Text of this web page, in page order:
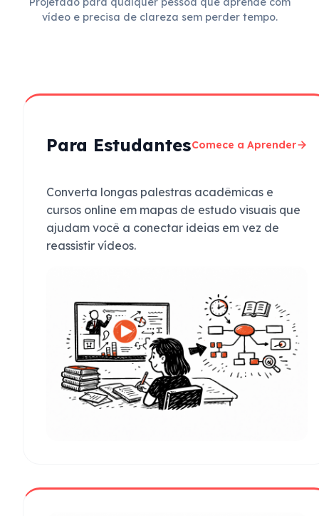
vídeo e precisa de clareza sem perder tempo.
Para EstudantesComece a Aprender
Converta longas palestras acadêmicas e
cursos online em mapas de estudo visuais que
ajudam você a conectar ideias em vez de
reassistir vídeos.